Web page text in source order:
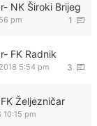
NK Široki Brijeg
1
pm
FK Radnik
3
5:54 pm
Željezničar
10:15 pm